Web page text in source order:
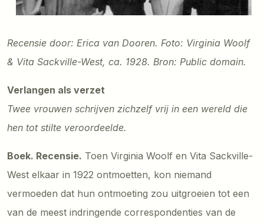
Recensie door: Erica van Dooren. Foto: Virginia Woolf
& Vita Sackville-West, ca. 1928. Bron: Public domain.
Verlangen als verzet
Twee vrouwen schrijven zichzelf vrij in een wereld die
hen tot stilte veroordeelde.
Boek. Recensie. Toen Virginia Woolf en Vita Sackville-
West elkaar in 1922 ontmoetten, kon niemand
vermoeden dat hun ontmoeting zou uitgroeien tot een
van de meest indringende correspondenties van de